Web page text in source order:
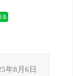
年8月6日